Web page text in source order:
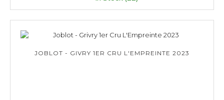
JOBLOT - GIVRY 1ER CRU L'EMPREINTE 2023